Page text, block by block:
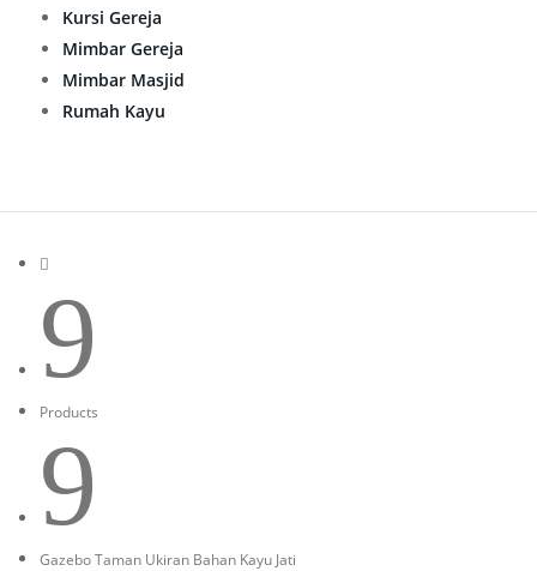
Kursi Gereja
Mimbar Gereja
Mimbar Masjid
Rumah Kayu

9
Products
9
Gazebo Taman Ukiran Bahan Kayu Jati